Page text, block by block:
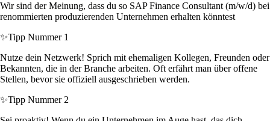
Wir sind der Meinung, dass du so SAP Finance Consultant (m/w/d) bei
renommierten produzierenden Unternehmen erhalten könntest
✨Tipp Nummer 1
Nutze dein Netzwerk! Sprich mit ehemaligen Kollegen, Freunden oder
Bekannten, die in der Branche arbeiten. Oft erfährt man über offene
Stellen, bevor sie offiziell ausgeschrieben werden.
✨Tipp Nummer 2